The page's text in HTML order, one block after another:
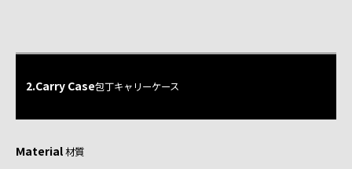
2.Carry Case包丁キャリーケース
Material材質